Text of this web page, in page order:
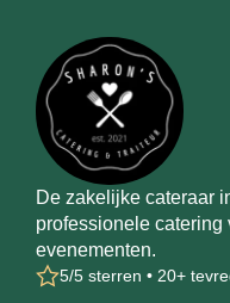
De zakelijke cateraar
professionele
evenementen.
5/5 sterren • 20+